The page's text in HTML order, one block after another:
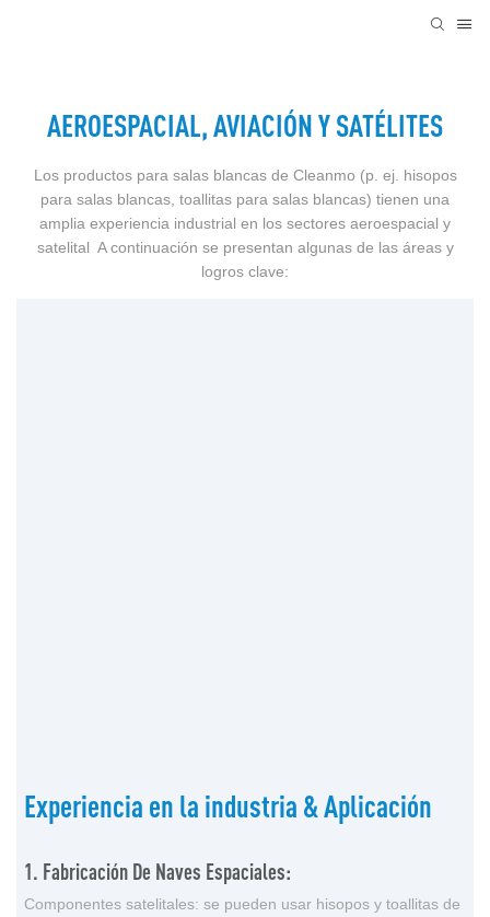
AEROESPACIAL, AVIACIÓN Y SATÉLITES
Los productos para salas blancas de Cleanmo (p. ej. hisopos
para salas blancas, toallitas para salas blancas) tienen una
amplia experiencia industrial en los sectores aeroespacial y
satelital A continuación se presentan algunas de las áreas y
logros clave:
Experiencia en la industria & Aplicación
1. Fabricación De Naves Espaciales:
Componentes satelitales: se pueden usar hisopos y toallitas de